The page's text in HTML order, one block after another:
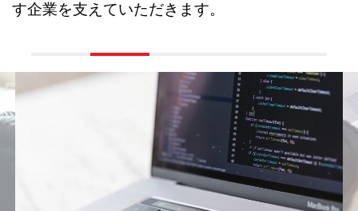
す企業を支えていただきます。